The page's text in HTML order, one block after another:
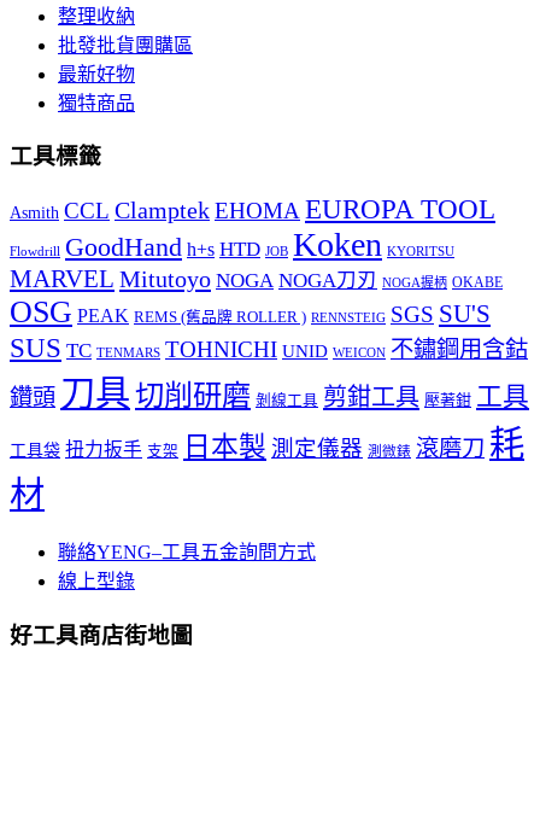
整理收納
批發批貨團購區
最新好物
獨特商品
工具標籤
Asmith CCL ClamptekEHOMA EUROPA TOOL
Flowdrill GoodHand h+s HTD JOB Koken KYORITSU
MARVEL Mitutoyo NOGA NOGA刀刃 NOGA握柄 OKABE
OSG PEAK REMS (舊品牌 ROLLER ) RENNSTEIG SGS SU'S
SUS TC TENMARS TOHNICHI UNID WEICON 不鏽鋼用含鈷
鑽頭 刀具切削研磨 剝線工具 剪鉗工具 壓著鉗 工具
工具袋 扭力扳手 支架 日本製 測定儀器 測微錶 滾磨刀 耗
材
聯絡YENG–工具五金詢問方式
線上型錄
好工具商店街地圖